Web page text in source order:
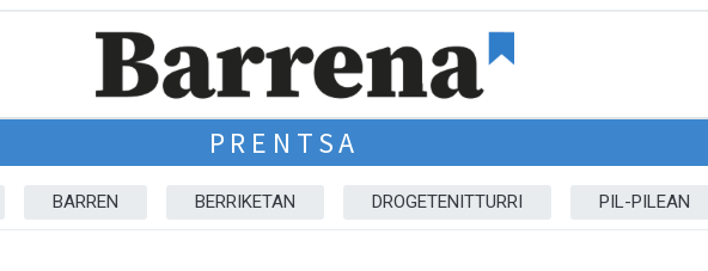
PRENTSA
BARREN BERRIKETAN DROGETENITTURRI PIL-PILEAN